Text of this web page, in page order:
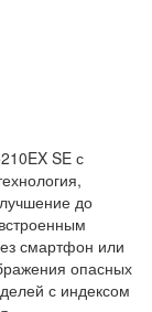
SE с
до
смартфон или
опасных
с индексом